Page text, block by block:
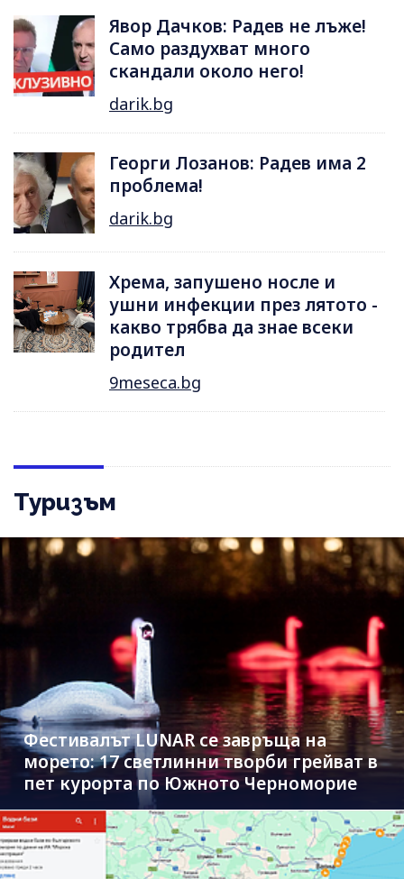
Явор Дачков: Радев не лъже!
Само раздухват много
скандали около него!
darik.bg
Георги Лозанов: Радев има 2
проблема!
darik.bg
Хрема, запушено носле и
ушни инфекции през лятотo -
какво трябва да знае всеки
родител
9meseca.bg
Туризъм
Фестивалът LUNAR се завръща на
морето: 17 светлинни творби грейват в
пет курорта по Южното Черноморие